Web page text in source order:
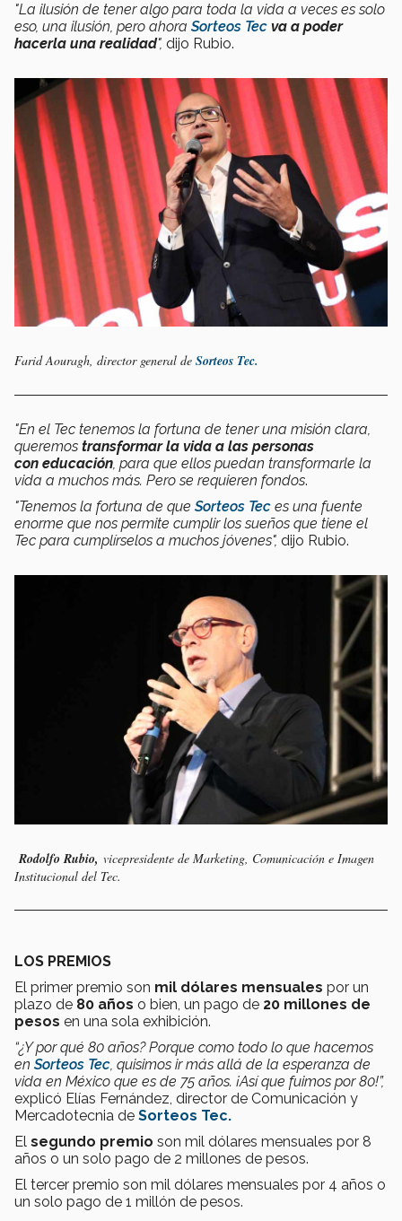
"La ilusión de tener algo para toda la vida a veces es solo
eso, una ilusión, pero ahora Sorteos Tec va a poder
hacerla una realidad", dijo Rubio.
Farid Aouragh, director general de Sorteos Tec.
"En el Tec tenemos la fortuna de tener una misión clara,
queremos transformar la vida a las personas
con educación, para que ellos puedan transformarle la
vida a muchos más. Pero se requieren fondos.
"Tenemos la fortuna de que Sorteos Tec es una fuente
enorme que nos permite cumplir los sueños que tiene el
Tec para cumplírselos a muchos jóvenes", dijo Rubio.
Rodolfo Rubio, vicepresidente de Marketing, Comunicación e Imagen
Institucional del Tec.
LOS PREMIOS
El primer premio son mil dólares mensuales por un
plazo de 80 años o bien, un pago de 20 millones de
pesos en una sola exhibición.
“¿Y por qué 80 años? Porque como todo lo que hacemos
en Sorteos Tec , quisimos ir más allá de la esperanza de
vida en México que es de 75 años. ¡Así que fuimos por 80!”,
explicó Elías Fernández, director de Comunicación y
Mercadotecnia de Sorteos Tec.
El segundo premio son mil dólares mensuales por 8
años o un solo pago de 2 millones de pesos.
El tercer premio son mil dólares mensuales por 4 años o
un solo pago de 1 millón de pesos.